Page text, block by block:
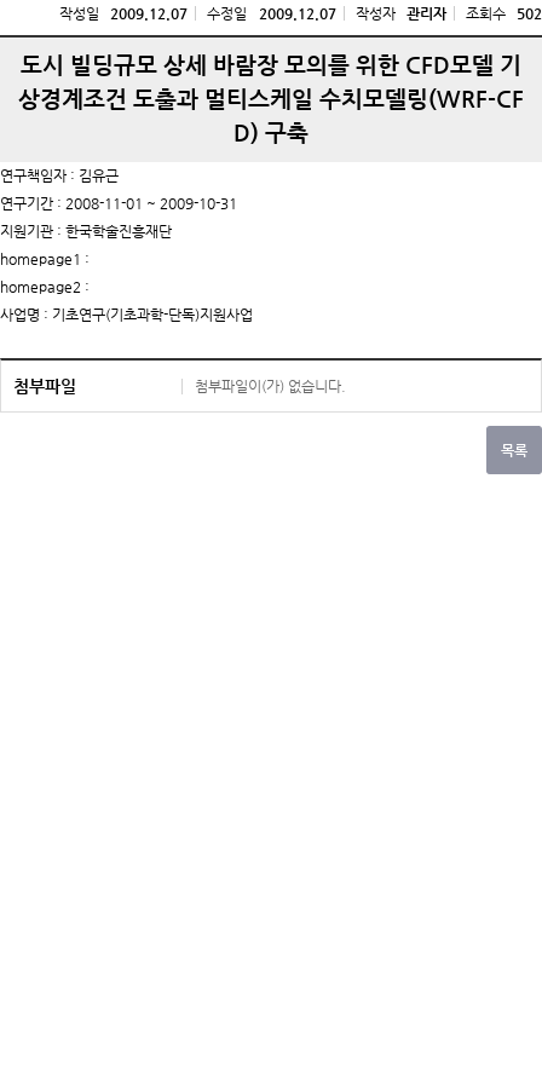
작성일 2009.12.07 수정일 2009.12.07 작성자 관리자 조회수 502
도시 빌딩규모 상세 바람장 모의를 위한 CFD모델 기
상경계조건 도출과 멀티스케일 수치모델링(WRF-CF
D) 구축
연구책임자 : 김유근
연구기간 : 2008-11-01 ~ 2009-10-31
지원기관 : 한국학술진흥재단
homepage1 :
homepage2 :
사업명 : 기초연구(기초과학-단독)지원사업
첨부파일 첨부파일이(가) 없습니다.